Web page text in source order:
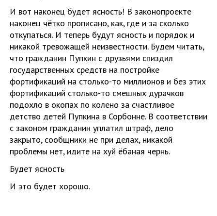
И вот наконец будет ясность! В законопроекте
наконец чётко прописано, как, где и за сколько
откупаться. И теперь будут ясность и порядок и
никакой тревожащей неизвестности. Будем читать,
что гражданин Пупкин с друзьями спиздил
государственных средств на постройке
фортификаций на столько-то миллионов и без этих
фортификаций столько-то смешных дурачков
подохло в окопах по колено за счастливое
детство детей Пупкина в Сорбонне. В соответствии
с законом гражданин уплатил штраф, дело
закрыто, сообщники не при делах, никакой
проблемы нет, идите на хуй ёбаная чернь.
Будет ясность
И это будет хорошо.